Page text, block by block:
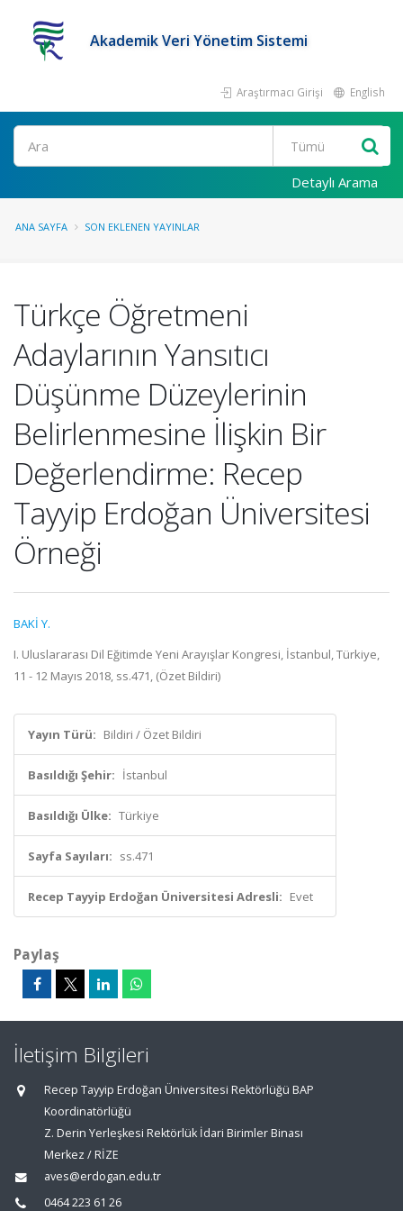
Akademik Veri Yönetim Sistemi
Araştırmacı Girişi English
Ara
Detaylı Arama
ANA SAYFA SON EKLENEN YAYINLAR
Türkçe Öğretmeni
Adaylarının Yansıtıcı
Düşünme Düzeylerinin
Belirlenmesine İlişkin Bir
Değerlendirme: Recep
Tayyip Erdoğan Üniversitesi
Örneği
BAKİ Y.
I. Uluslararası Dil Eğitimde Yeni Arayışlar Kongresi, İstanbul, Türkiye,
11 - 12 Mayıs 2018, ss.471, (Özet Bildiri)
Yayın Türü: Bildiri / Özet Bildiri
Basıldığı Şehir: İstanbul
Basıldığı Ülke: Türkiye
Sayfa Sayıları: ss.471
Recep Tayyip Erdoğan Üniversitesi Adresli: Evet
Paylaş
İletişim Bilgileri
Recep Tayyip Erdoğan Üniversitesi Rektörlüğü BAP
Koordinatörlüğü
Z. Derin Yerleşkesi Rektörlük İdari Birimler Binası
Merkez / RİZE
aves@erdogan.edu.tr
0464 223 61 26